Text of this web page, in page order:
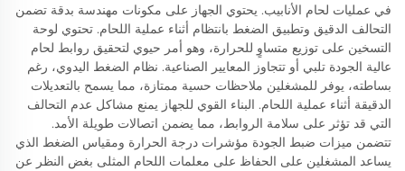
في عمليات لحام الأنابيب. يحتوي الجهاز على مكونات مهندسة بدقة تضمن
التحالف الدقيق وتطبيق الضغط بانتظام أثناء عملية اللحام. تحتوي لوحة
التسخين على توزيع متساوٍ للحرارة، وهو أمر حيوي لتحقيق روابط لحام
عالية الجودة تلبي أو تتجاوز المعايير الصناعية. نظام الضغط اليدوي، رغم
بساطته، يوفر للمشغلين ملاحظات حسية ممتازة، مما يسمح بالتعديلات
الدقيقة أثناء عملية اللحام. البناء القوي للجهاز يمنع مشاكل عدم التحالف
التي قد تؤثر على سلامة الروابط، مما يضمن اتصالات طويلة الأمد.
تتضمن ميزات ضبط الجودة مؤشرات درجة الحرارة ومقياس الضغط الذي
يساعد المشغلين على الحفاظ على معلمات اللحام المثلى بغض النظر عن